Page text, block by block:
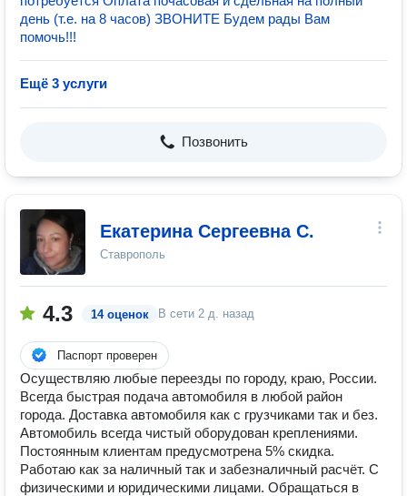
день (т.е. на 8 часов) ЗВОНИТЕ Будем рады Вам
помочь!!!
Ещё 3 услуги
Позвонить
Екатерина Сергеевна С.
Ставрополь
4.3 14 оценок В сети 2 д. назад
Паспорт проверен
Осуществляю любые переезды по городу, краю, России.
Всегда быстрая подача автомобиля в любой район
города. Доставка автомобиля как с грузчиками так и без.
Автомобиль всегда чистый оборудован креплениями.
Постоянным клиентам предусмотрена 5% скидка.
Работаю как за наличный так и забезналичный расчёт. С
физическими и юридическими лицами. Обращаться в